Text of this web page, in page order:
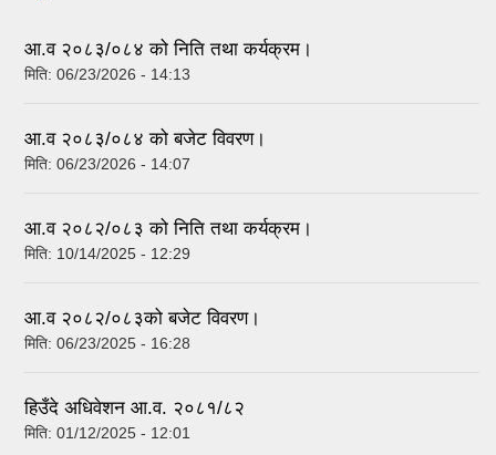
आ.व २०८३/०८४ को निति तथा कर्यक्रम।
मिति: 06/23/2026 - 14:13
आ.व २०८३/०८४ को बजेट विवरण।
मिति: 06/23/2026 - 14:07
आ.व २०८२/०८३ को निति तथा कर्यक्रम।
मिति: 10/14/2025 - 12:29
आ.व २०८२/०८३को बजेट विवरण।
मिति: 06/23/2025 - 16:28
हिउँदे अधिवेशन आ.व. २०८१/८२
मिति: 01/12/2025 - 12:01